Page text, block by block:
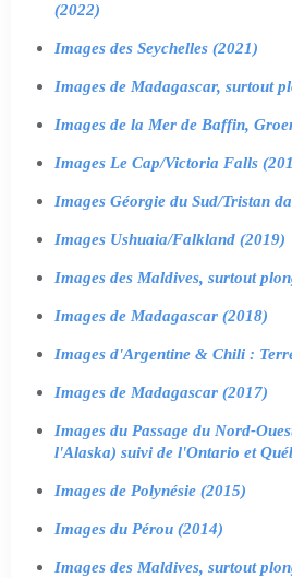
(2022)
Images des Seychelles (2021)
Images de Madagascar, surtout
Images de la Mer de Baffin,
Images Le Cap/Victoria Falls
Images Géorgie du Sud/Tristan
Images Ushuaia/Falkland (2019)
Images des Maldives, surtout
Images de Madagascar (2018)
Images d'Argentine & Chili :
Images de Madagascar (2017)
Images du Passage du Nord-
l'Alaska) suivi de l'Ontario et
Images de Polynésie (2015)
Images du Pérou (2014)
Images des Maldives, surtout